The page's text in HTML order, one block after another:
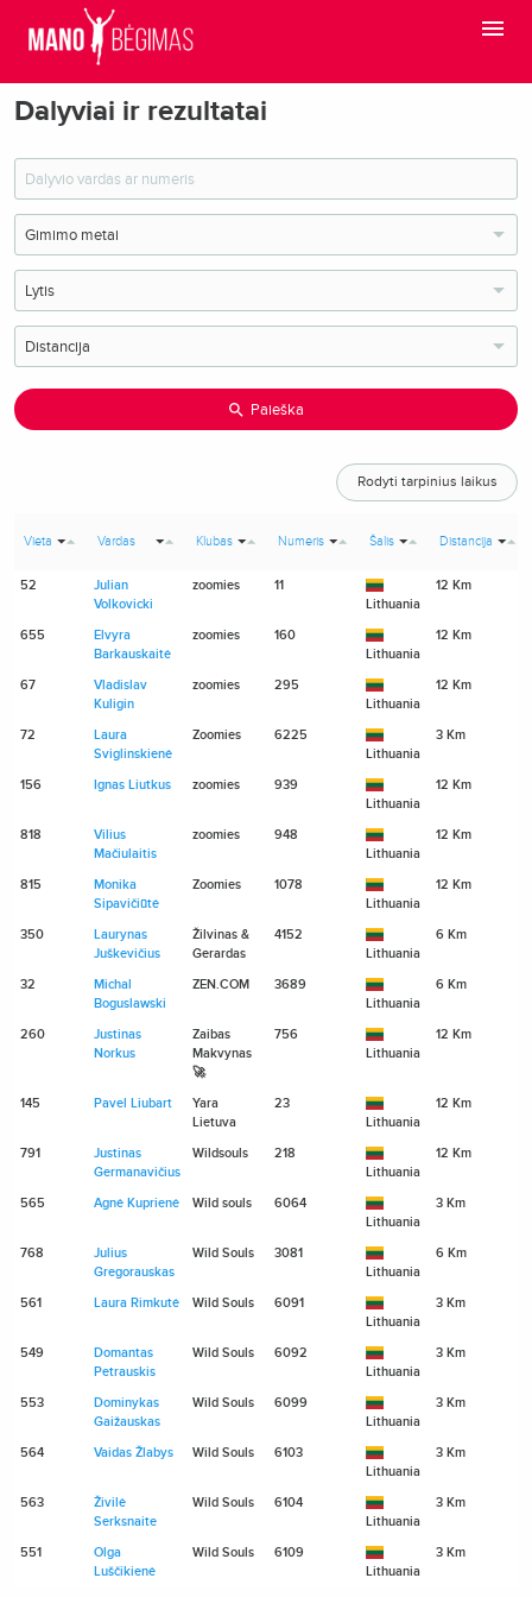
Dalyviai ir rezultatai
Paieška
Rodyti tarpinius laikus
Vieta Vardas Klubas Numeris Šalis Distancija
52
Julian
Volkovicki
zoomies
11
Lithuania
12 Km
655
Elvyra
Barkauskaitė
zoomies
160
Lithuania
12 Km
67
Vladislav
Kuligin
zoomies
295
Lithuania
12 Km
72
Laura
Sviglinskienė
Zoomies
6225
Lithuania
3 Km
156 Ignas Liutkus zoomies
939
Lithuania
12 Km
818
Vilius
Mačiulaitis
zoomies
948
Lithuania
12 Km
815
Monika
Sipavičiūtė
Zoomies
1078
Lithuania
12 Km
350
Laurynas
Juškevičius
Žilvinas &
Gerardas
4152
Lithuania
6 Km
32
Michal
Boguslawski
ZEN.COM
3689
Lithuania
6 Km
260
Justinas
Norkus
Zaibas
Makvynas
🚀
756
Lithuania
12 Km
145 Pavel Liubart
Yara
Lietuva
23
Lithuania
12 Km
791
Justinas
Germanavičius
Wildsouls
218
Lithuania
12 Km
565 Agnė Kuprienė Wild souls
6064
Lithuania
3 Km
768
Julius
Gregorauskas
Wild Souls
3081
Lithuania
6 Km
561 Laura Rimkutė Wild Souls
6091
Lithuania
3 Km
549
Domantas
Petrauskis
Wild Souls
6092
Lithuania
3 Km
553
Dominykas
Gaižauskas
Wild Souls
6099
Lithuania
3 Km
564 Vaidas Žlabys Wild Souls
6103
Lithuania
3 Km
563
Živilė
Serksnaite
Wild Souls
6104
Lithuania
3 Km
551
Olga
Luščikienė
Wild Souls
6109
Lithuania
3 Km